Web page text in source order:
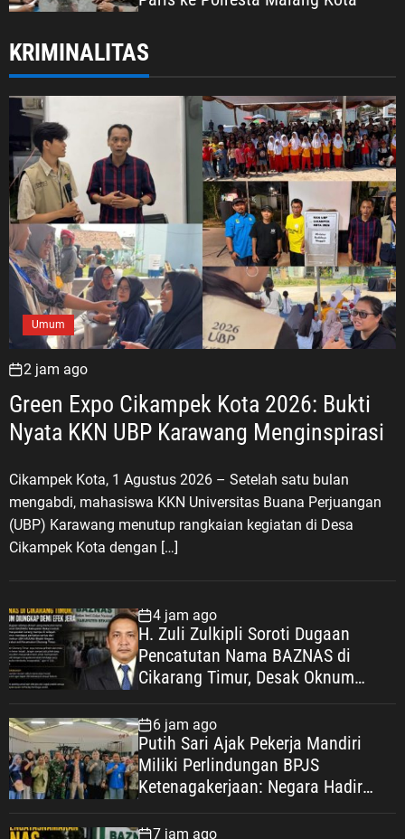
KRIMINALITAS
Umum
2 jam ago
Green Expo Cikampek Kota 2026: Bukti
Nyata KKN UBP Karawang Menginspirasi
Cikampek Kota, 1 Agustus 2026 – Setelah satu bulan
mengabdi, mahasiswa KKN Universitas Buana Perjuangan
(UBP) Karawang menutup rangkaian kegiatan di Desa
Cikampek Kota dengan […]
4 jam ago
H. Zuli Zulkipli Soroti Dugaan
Pencatutan Nama BAZNAS di
Cikarang Timur, Desak Oknum
6 jam ago
Putih Sari Ajak Pekerja Mandiri
Miliki Perlindungan BPJS
Ketenagakerjaan: Negara Hadir
Kesejahteraan
7 jam ago